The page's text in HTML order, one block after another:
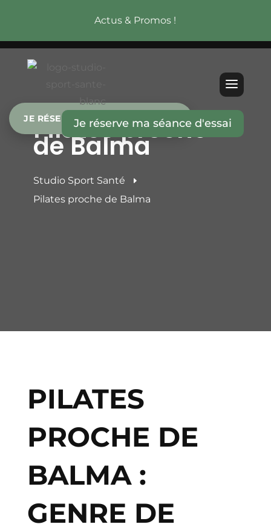
Actus & Promos !
Je réserve ma séance d'essai
Pilates proche
de Balma
Studio Sport Santé E
Pilates proche de Balma
PILATES
PROCHE DE
BALMA :
GENRE DE
JE RÉSERVE MA SÉANCE D’ESSAI